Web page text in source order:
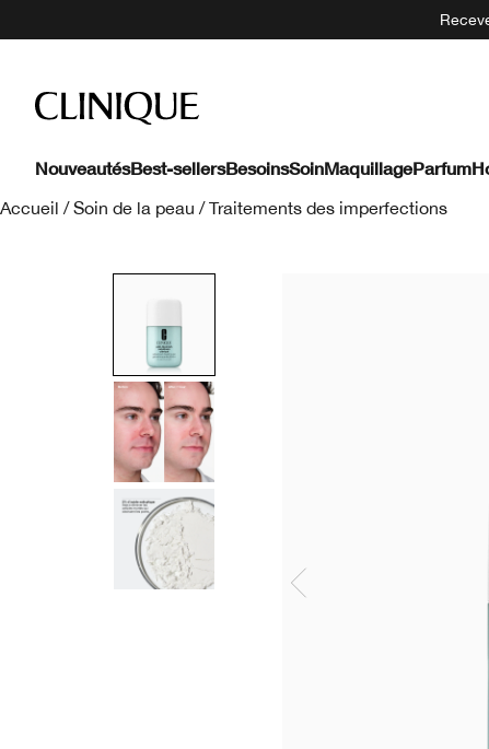
NouveautésBest-sellersBesoinsSoinMaquillageParfum
Accueil / Soin de la peau / Traitements des imperfections